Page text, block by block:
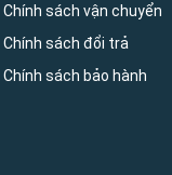
Chính sách vận chuyển
Chính sách đổi trả
Chính sách bảo hành